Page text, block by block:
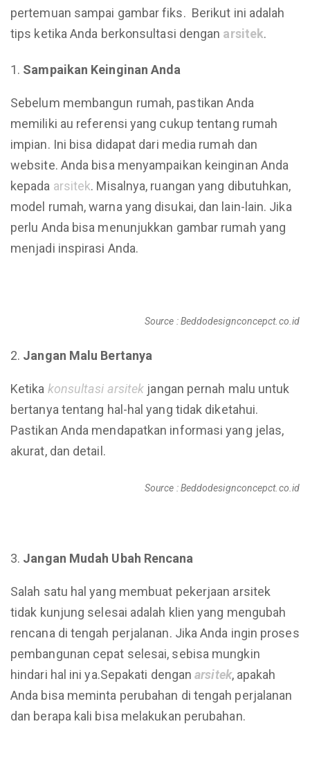
pertemuan sampai gambar fiks. Berikut ini adalah
tips ketika Anda berkonsultasi dengan arsitek.
Sampaikan Keinginan Anda
Sebelum membangun rumah, pastikan Anda
memiliki au referensi yang cukup tentang rumah
impian. Ini bisa didapat dari media rumah dan
website. Anda bisa menyampaikan keinginan Anda
kepada arsitek. Misalnya, ruangan yang dibutuhkan,
model rumah, warna yang disukai, dan lain-lain. Jika
perlu Anda bisa menunjukkan gambar rumah yang
menjadi inspirasi Anda.
Source : Beddodesignconcepct.co.id
Jangan Malu Bertanya
Ketika konsultasi arsitek jangan pernah malu untuk
bertanya tentang hal-hal yang tidak diketahui.
Pastikan Anda mendapatkan informasi yang jelas,
akurat, dan detail.
Source : Beddodesignconcepct.co.id
Jangan Mudah Ubah Rencana
Salah satu hal yang membuat pekerjaan arsitek
tidak kunjung selesai adalah klien yang mengubah
rencana di tengah perjalanan. Jika Anda ingin proses
pembangunan cepat selesai, sebisa mungkin
hindari hal ini ya.Sepakati denganarsitek, apakah
Anda bisa meminta perubahan di tengah perjalanan
dan berapa kali bisa melakukan perubahan.